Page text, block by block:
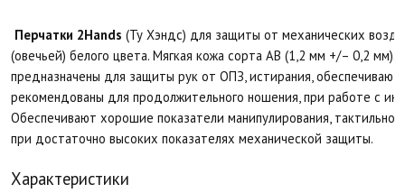
Перчатки 2Hands (Ту Хэндс) для защиты от механических
(овечьей) белого цвета. Мягкая кожа сорта АВ (1,2 мм +/– 0,2 мм).
предназначены для защиты рук от ОПЗ, истирания,
рекомендованы для продолжительного ношения, при работе с
Обеспечивают хорошие показатели манипулирования,
при достаточно высоких показателях механической защиты.
Характеристики